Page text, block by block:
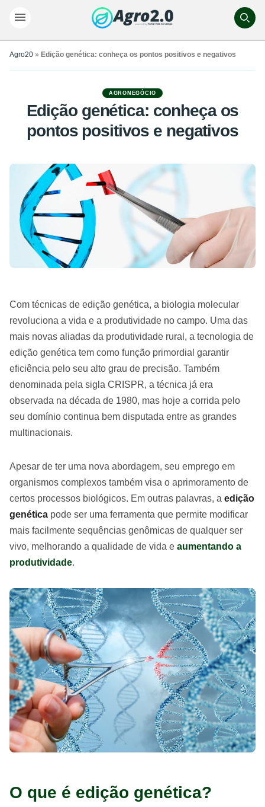
Agro20 » Edição genética: conheça os pontos positivos e negativos
AGRONEGÓCIO
Edição genética: conheça os
pontos positivos e negativos
Com técnicas de edição genética, a biologia molecular
revoluciona a vida e a produtividade no campo. Uma das
mais novas aliadas da produtividade rural, a tecnologia de
edição genética tem como função primordial garantir
eficiência pelo seu alto grau de precisão. Também
denominada pela sigla CRISPR, a técnica já era
observada na década de 1980, mas hoje a corrida pelo
seu domínio continua bem disputada entre as grandes
multinacionais.
Apesar de ter uma nova abordagem, seu emprego em
organismos complexos também visa o aprimoramento de
certos processos biológicos. Em outras palavras, a edição
genética pode ser uma ferramenta que permite modificar
mais facilmente sequências genômicas de qualquer ser
vivo, melhorando a qualidade de vida e aumentando a
produtividade.
O que é edição genética?